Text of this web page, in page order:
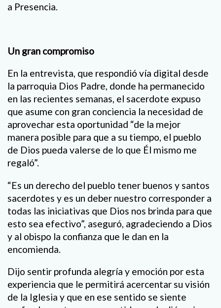
a Presencia.
Un gran compromiso
En la entrevista, que respondió vía digital desde
la parroquia Dios Padre, donde ha permanecido
en las recientes semanas, el sacerdote expuso
que asume con gran conciencia la necesidad de
aprovechar esta oportunidad “de la mejor
manera posible para que a su tiempo, el pueblo
de Dios pueda valerse de lo que Él mismo me
regaló”.
“Es un derecho del pueblo tener buenos y santos
sacerdotes y es un deber nuestro corresponder a
todas las iniciativas que Dios nos brinda para que
esto sea efectivo”, aseguró, agradeciendo a Dios
y al obispo la confianza que le dan en la
encomienda.
Dijo sentir profunda alegría y emoción por esta
experiencia que le permitirá acercentar su visión
de la Iglesia y que en ese sentido se siente